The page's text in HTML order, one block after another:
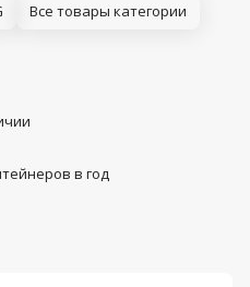
Все товары категории
в год